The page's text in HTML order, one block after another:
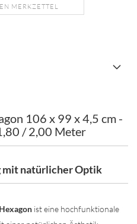
MERKZETTEL
106 x 99 x 4,5 cm -
/ 2,00 Meter
mit natürlicher Optik
ist eine hochfunktionale